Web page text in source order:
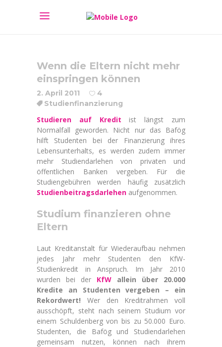
Wenn die Eltern nicht mehr
einspringen können
2. April 2011
4
Studienfinanzierung
Studieren auf Kredit ist längst zum
Normalfall geworden. Nicht nur das Bafög
hilft Studenten bei der Finanzierung ihres
Lebensunterhalts, es werden zudem immer
mehr Studiendarlehen von privaten und
öffentlichen Banken vergeben. Für die
Studiengebühren werden häufig zusätzlich
Studienbeitragsdarlehen aufgenommen.
Studium finanzieren ohne
Eltern
Laut Kreditanstalt für Wiederaufbau nehmen
jedes Jahr mehr Studenten den KfW-
Studienkredit in Anspruch. Im Jahr 2010
wurden bei der KfW allein über 20.000
Kredite an Studenten vergeben – ein
Rekordwert! Wer den Kreditrahmen voll
ausschöpft, steht nach seinem Studium vor
einem Schuldenberg von bis zu 50.000 Euro.
Studenten, die Bafög und Studiendarlehen
gemeinsam nutzen, können nach ihrem